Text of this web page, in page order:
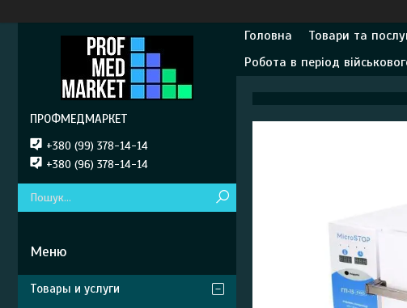
Головна Товари та
Робота в період
ПРОФМЕДМАРКЕТ
+380 (99) 378-14-14
+380 (96) 378-14-14
Товары и услуги